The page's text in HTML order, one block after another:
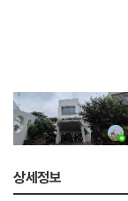
상세정보